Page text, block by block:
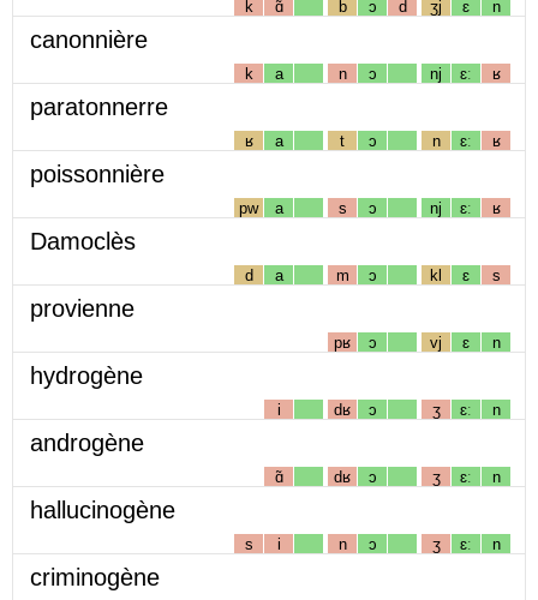
k ɑ̃ b ɔ d ʒj ɛ n
canonnière
k a n ɔ nj ɛː ʁ
paratonnerre
ʁ a t ɔ n ɛː ʁ
poissonnière
pw a s ɔ nj ɛː ʁ
Damoclès
d a m ɔ kl ɛ s
provienne
pʁ ɔ vj ɛ n
hydrogène
i dʁ ɔ ʒ ɛː n
androgène
ɑ̃ dʁ ɔ ʒ ɛː n
hallucinogène
s i n ɔ ʒ ɛː n
criminogène